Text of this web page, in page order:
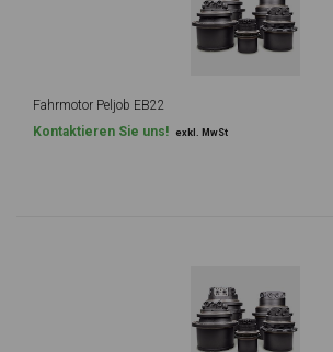
Fahrmotor Peljob EB22
Kontaktieren Sie uns! exkl. MwSt